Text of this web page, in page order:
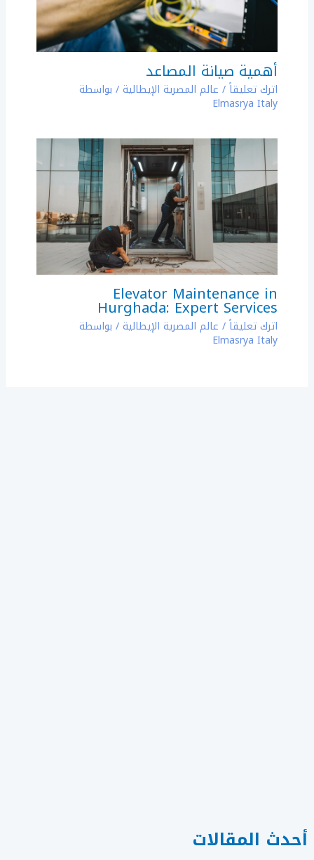
أحدث المقالات
أهمية صيانة المصاعد
اترك تعليقاً/ عالم المصرية الإيطالية/ بواسطة
Elmasrya Italy
Elevator Maintenance in
Hurghada: Expert Services
اترك تعليقاً/ عالم المصرية الإيطالية/ بواسطة
Elmasrya Italy